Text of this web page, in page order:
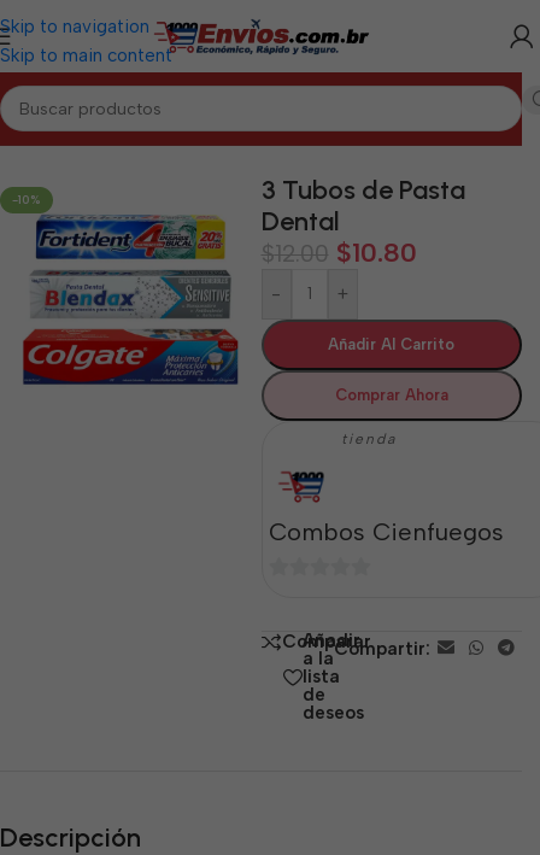
Skip to navigation
Skip to main content
Inicio/CIENFUEGOS/Aseo y Cuidado Personal Cienfuegos
-10%
3 Tubos de Pasta
Dental
$12.00 $10.80
- +
Añadir Al Carrito
Comprar Ahora
tienda
Combos Cienfuegos
5 Comparar
Añadir
a la
lista
de
deseos
Compartir:
Descripción